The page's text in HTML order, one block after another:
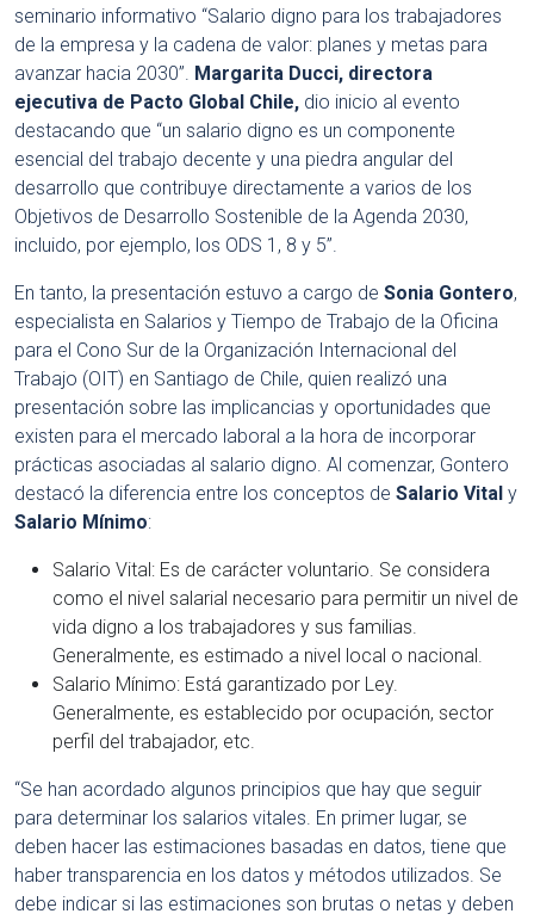
seminario informativo “Salario digno para los trabajadores
de la empresa y la cadena de valor: planes y metas para
avanzar hacia 2030”. Margarita Ducci, directora
ejecutiva de Pacto Global Chile, dio inicio al evento
destacando que “un salario digno es un componente
esencial del trabajo decente y una piedra angular del
desarrollo que contribuye directamente a varios de los
Objetivos de Desarrollo Sostenible de la Agenda 2030,
incluido, por ejemplo, los ODS 1, 8 y 5”.
En tanto, la presentación estuvo a cargo de Sonia Gontero,
especialista en Salarios y Tiempo de Trabajo de la Oficina
para el Cono Sur de la Organización Internacional del
Trabajo (OIT) en Santiago de Chile, quien realizó una
presentación sobre las implicancias y oportunidades que
existen para el mercado laboral a la hora de incorporar
prácticas asociadas al salario digno. Al comenzar, Gontero
destacó la diferencia entre los conceptos de Salario Vital y
Salario Mínimo:
Salario Vital: Es de carácter voluntario. Se considera
como el nivel salarial necesario para permitir un nivel de
vida digno a los trabajadores y sus familias.
Generalmente, es estimado a nivel local o nacional.
Salario Mínimo: Está garantizado por Ley.
Generalmente, es establecido por ocupación, sector
perfil del trabajador, etc.
“Se han acordado algunos principios que hay que seguir
para determinar los salarios vitales. En primer lugar, se
deben hacer las estimaciones basadas en datos, tiene que
haber transparencia en los datos y métodos utilizados. Se
debe indicar si las estimaciones son brutas o netas y deben